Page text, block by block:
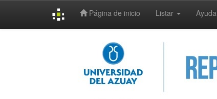
Página de inicio Listar Ayuda